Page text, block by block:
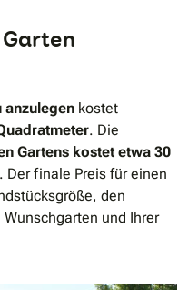
anzulegen kostet
. Die
Gartens kostet etwa 30
. Der finale Preis für einen
den
und Ihrer